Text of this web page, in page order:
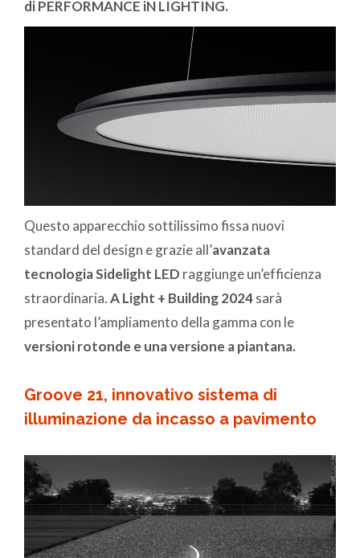
di PERFORMANCE iN LIGHTING.
Questo apparecchio sottilissimo fissa nuovi
standard del design e grazie all’avanzata
tecnologia Sidelight LED raggiunge un’efficienza
straordinaria.A Light + Building 2024sarà
presentato l’ampliamento della gamma con le
versioni rotonde e una versione a piantana.
Groove 21, innovativo sistema di
illuminazione da incasso a pavimento